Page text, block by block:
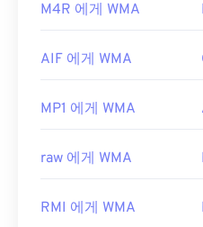
M4R 에게 WMA
AIF 에게 WMA
MP1 에게 WMA
raw 에게 WMA
RMI 에게 WMA